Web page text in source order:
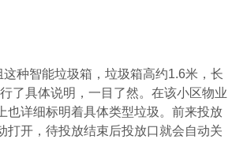
种智能垃圾箱，垃圾箱高约1.6米，长
了具体说明，一目了然。在该小区物业
也详细标明着具体类型垃圾。前来投放
打开，待投放结束后投放口就会自动关